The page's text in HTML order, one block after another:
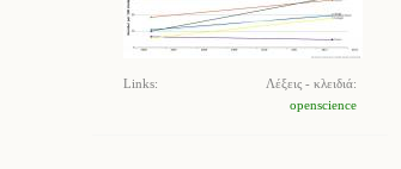
Λέξεις - κλειδιά:
openscience
Links: